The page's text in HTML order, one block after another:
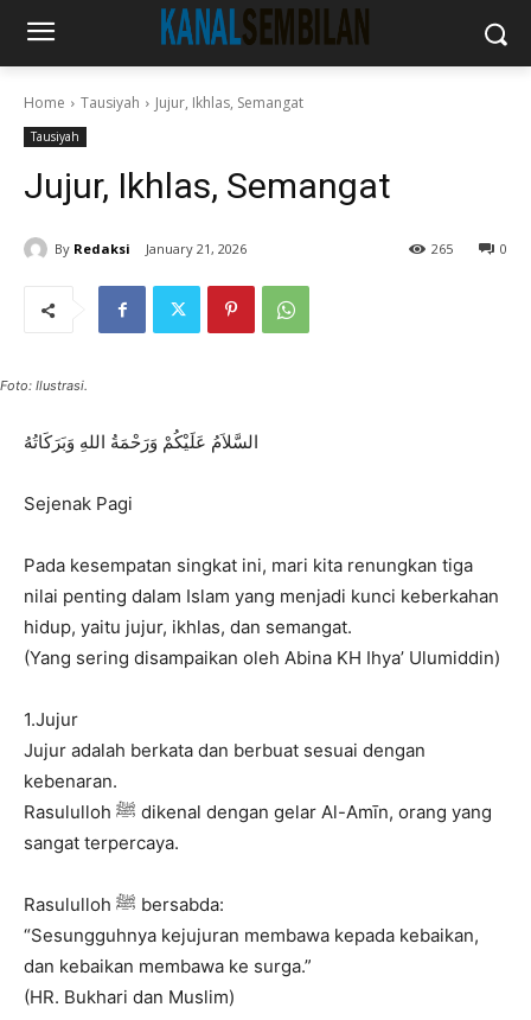
Home Tausiyah Jujur, Ikhlas, Semangat
Tausiyah
Jujur, Ikhlas, Semangat
By Redaksi January 21, 2026 0
265
Foto: Ilustrasi.
السَّلاَمُ عَلَيْكُمْ وَرَحْمَةُ اللهِ وَبَرَكَاتُهُ
Sejenak Pagi
Pada kesempatan singkat ini, mari kita renungkan tiga
nilai penting dalam Islam yang menjadi kunci keberkahan
hidup, yaitu jujur, ikhlas, dan semangat.
(Yang sering disampaikan oleh Abina KH Ihya’ Ulumiddin)
1.Jujur
Jujur adalah berkata dan berbuat sesuai dengan
kebenaran.
Rasululloh ﷺ dikenal dengan gelar Al-Amīn, orang yang
sangat terpercaya.
Rasululloh ﷺ bersabda:
“Sesungguhnya kejujuran membawa kepada kebaikan,
dan kebaikan membawa ke surga.”
(HR. Bukhari dan Muslim)